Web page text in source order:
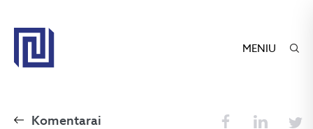
MENIU
Komentarai